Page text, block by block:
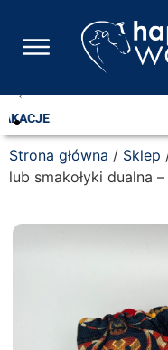
Strona główna / Sklep
lub smakołyki dualna